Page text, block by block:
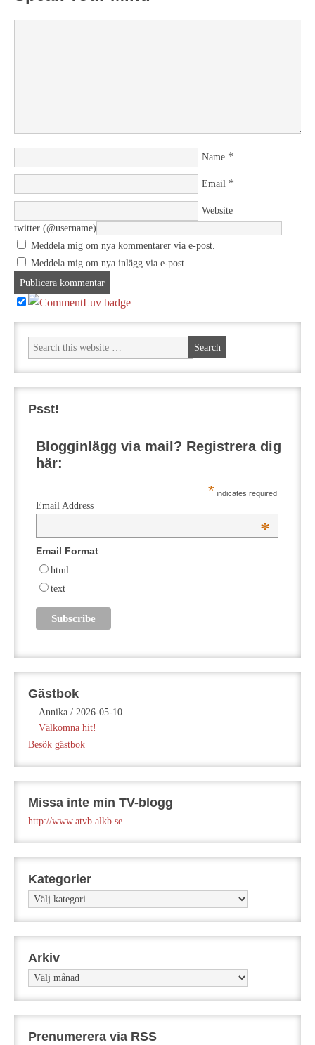
Name *
Email *
Website
twitter (@username)
Meddela mig om nya kommentarer via e-post.
Meddela mig om nya inlägg via e-post.
Psst!
Blogginlägg via mail? Registrera dig
här:
* indicates required
Email Address
*
Email Format
html
text
Gästbok
Annika / 2026-05-10
Välkomna hit!
Besök gästbok
Missa inte min TV-blogg
http://www.atvb.alkb.se
Kategorier
Kategorier
Arkiv
Arkiv
Prenumerera via RSS